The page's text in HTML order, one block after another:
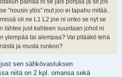
”nousis ylös” mut joo ei tapahu mitää..
oli ne L1 L2 jne ni onko se nyt se
lähtee just kahteen suuntaan johot ni
ylempää tai alempaa? Vai pitääkö tehä
ja musta runkoo?
sen sähkövastuksen
niitä on 2 kpl. omansa sekä